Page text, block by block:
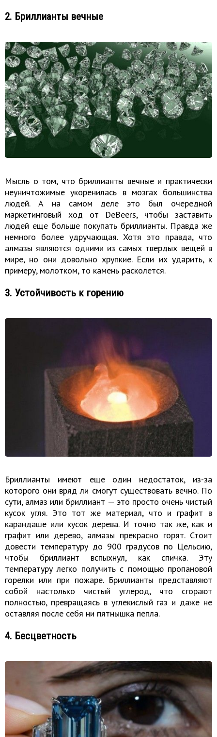
2. Бриллианты вечные
Мысль о том, что бриллианты вечные и практически
неуничтожимые укоренилась в мозгах большинства
людей. А на самом деле это был очередной
маркетинговый ход от DeBeers, чтобы заставить
людей еще больше покупать бриллианты. Правда же
немного более удручающая. Хотя это правда, что
алмазы являются одними из самых твердых вещей в
мире, но они довольно хрупкие. Если их ударить, к
примеру, молотком, то камень расколется.
3. Устойчивость к горению
Бриллианты имеют еще один недостаток, из-за
которого они вряд ли смогут существовать вечно. По
сути, алмаз или бриллиант — это просто очень чистый
кусок угля. Это тот же материал, что и графит в
карандаше или кусок дерева. И точно так же, как и
графит или дерево, алмазы прекрасно горят. Стоит
довести температуру до 900 градусов по Цельсию,
чтобы бриллиант вспыхнул, как спичка. Эту
температуру легко получить с помощью пропановой
горелки или при пожаре. Бриллианты представляют
собой настолько чистый углерод, что сгорают
полностью, превращаясь в углекислый газ и даже не
оставляя после себя ни пятнышка пепла.
4. Бесцветность